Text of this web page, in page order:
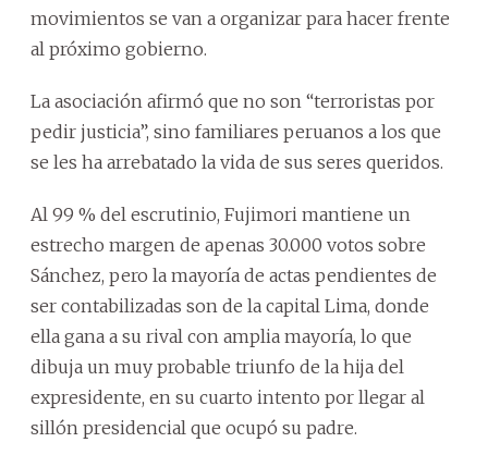
movimientos se van a organizar para hacer frente
al próximo gobierno.
La asociación afirmó que no son “terroristas por
pedir justicia”, sino familiares peruanos a los que
se les ha arrebatado la vida de sus seres queridos.
Al 99 % del escrutinio, Fujimori mantiene un
estrecho margen de apenas 30.000 votos sobre
Sánchez, pero la mayoría de actas pendientes de
ser contabilizadas son de la capital Lima, donde
ella gana a su rival con amplia mayoría, lo que
dibuja un muy probable triunfo de la hija del
expresidente, en su cuarto intento por llegar al
sillón presidencial que ocupó su padre.